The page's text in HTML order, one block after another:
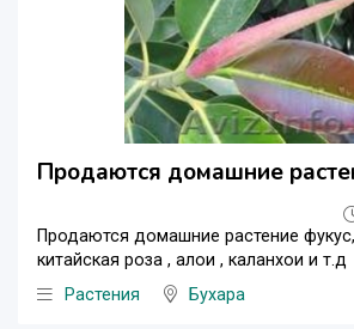
Продаются домашние
Продаются домашние растение
китайская роза , алои , каланхои и т.д
Растения
Бухара